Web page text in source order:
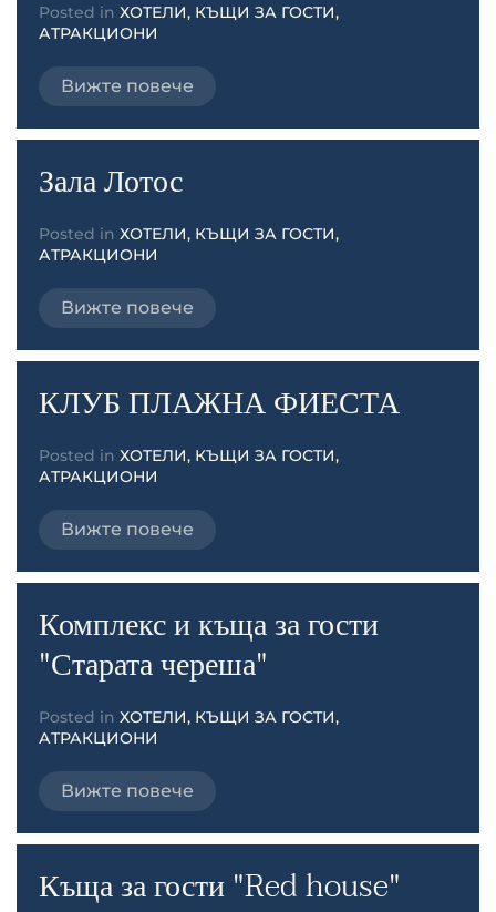
Posted in ХОТЕЛИ, КЪЩИ ЗА ГОСТИ,
АТРАКЦИОНИ
Вижте повече
Зала Лотос
Posted in ХОТЕЛИ, КЪЩИ ЗА ГОСТИ,
АТРАКЦИОНИ
Вижте повече
КЛУБ ПЛАЖНА ФИЕСТА
Posted in ХОТЕЛИ, КЪЩИ ЗА ГОСТИ,
АТРАКЦИОНИ
Вижте повече
Комплекс и къща за гости
"Старата череша"
Posted in ХОТЕЛИ, КЪЩИ ЗА ГОСТИ,
АТРАКЦИОНИ
Вижте повече
Къща за гости "Red house"